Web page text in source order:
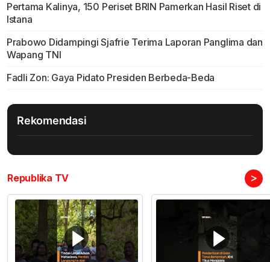
Pertama Kalinya, 150 Periset BRIN Pamerkan Hasil Riset di
Istana
Prabowo Didampingi Sjafrie Terima Laporan Panglima dan
Wapang TNI
Fadli Zon: Gaya Pidato Presiden Berbeda-Beda
Rekomendasi
Republika TV >